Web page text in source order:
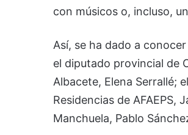
con músicos o, incluso,
Así, se ha dado a
el diputado provincial de
Albacete, Elena Serrallé;
Residencias de AFAEPS,
Manchuela, Pablo